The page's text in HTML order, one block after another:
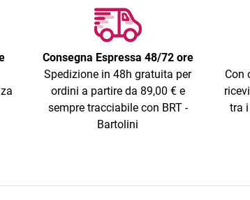
Consegna Espressa 48/72 ore
Spedizione in 48h gratuita per
ordini a partire da 89,00 € e
sempre tracciabile con BRT -
Bartolini
Con
tra